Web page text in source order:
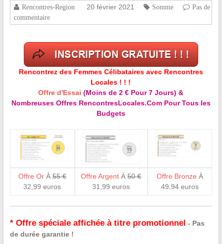
Rencontres-Region 20 février 2021 Somme
Pas de
commentaire
Rencontrez des Femmes Célibataires avec Rencontres
Locales ! ! !
Offre d'Essai (Moins de 2 € Pour 7 Jours) &
Nombreuses Offres RencontresLocales.Com Pour Tous les
Budgets
Offre OrÀ 55 €
32,99 euros
Offre Argent À50 €
31,99 euros
Offre Bronze À
49,94 euros
* Offre spéciale affichée à titre promotionnel - Pas
de durée garantie !